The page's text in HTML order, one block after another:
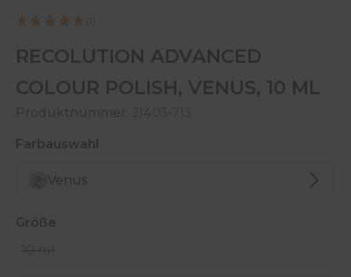
RECOLUTION ADVANCED
COLOUR POLISH, VENUS, 10 ML
Produktnummer: 21403-713
Farbauswahl
Venus
Größe
10 ml